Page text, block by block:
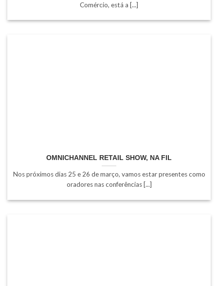
Comércio, está a [...]
OMNICHANNEL RETAIL SHOW, NA FIL
Nos próximos dias 25 e 26 de março, vamos estar presentes como
oradores nas conferências [...]